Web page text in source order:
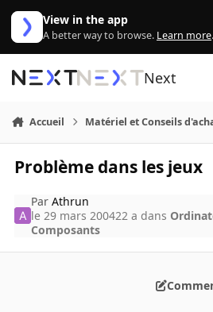
Aller au contenu
View in the app
A better way to browse. Learn more.
Next
Accueil Matériel et Conseils
Problème dans les jeux
ParAthrun
le 29 mars 200422 a dans
Composants